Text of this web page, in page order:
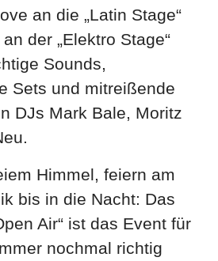
an die „Latin Stage“
der „Elektro Stage“
Sounds,
Sets und mitreißende
DJs Mark Bale, Moritz
Himmel, feiern am
bis in die Nacht: Das
Air“ ist das Event für
nochmal richtig